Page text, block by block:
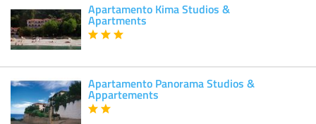
Apartamento Kima Studios &
Apartments
Apartamento Panorama Studios &
Appartements